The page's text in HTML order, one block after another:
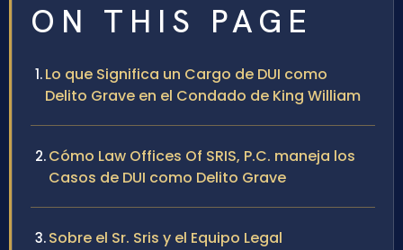
ON THIS PAGE
Lo que Significa un Cargo de DUI como
Delito Grave en el Condado de King William
Cómo Law Offices Of SRIS, P.C. maneja los
Casos de DUI como Delito Grave
Sobre el Sr. Sris y el Equipo Legal